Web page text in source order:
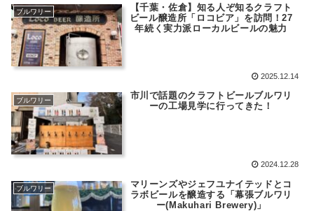
ブルワリー
【千葉・佐倉】知る人ぞ知るクラフト
ビール醸造所「ロコビア」を訪問！27
年続く実力派ローカルビールの魅力
2025.12.14
ブルワリー
市川で話題のクラフトビールブルワリ
ーの工場見学に行ってきた！
2024.12.28
ブルワリー
マリーンズやジェフユナイテッドとコ
ラボビールを醸造する「幕張ブルワリ
ー(Makuhari Brewery)」